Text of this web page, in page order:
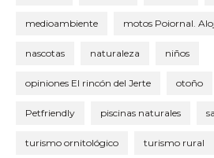
medioambiente motos Poiornal.
nascotas naturaleza niños
opiniones El rincón del Jerte otoño
Petfriendly piscinas naturales
turismo ornitológico turismo rural